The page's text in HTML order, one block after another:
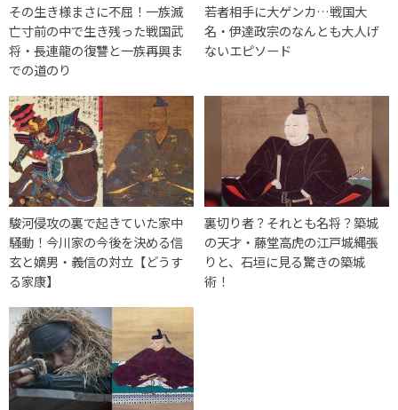
その生き様まさに不屈！一族滅
亡寸前の中で生き残った戦国武
将・長連龍の復讐と一族再興ま
での道のり
若者相手に大ゲンカ…戦国大
名・伊達政宗のなんとも大人げ
ないエピソード
駿河侵攻の裏で起きていた家中
騒動！今川家の今後を決める信
玄と嫡男・義信の対立【どうす
る家康】
裏切り者？それとも名将？築城
の天才・藤堂高虎の江戸城縄張
りと、石垣に見る驚きの築城
術！